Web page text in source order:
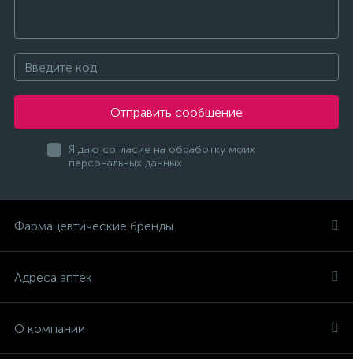
Отправить сообщение
Я даю согласие на обработку моих
персональных данных
Фармацевтические бренды
Адреса аптек
О компании